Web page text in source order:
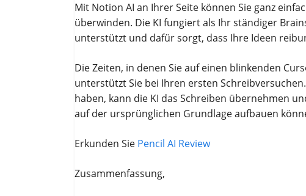
Mit Notion AI an Ihrer Seite können Sie ganz
überwinden. Die KI fungiert als Ihr ständiger
unterstützt und dafür sorgt, dass Ihre Ideen
Die Zeiten, in denen Sie auf einen blinkenden
unterstützt Sie bei Ihren ersten
haben, kann die KI das Schreiben übernehmen
auf der ursprünglichen Grundlage aufbauen
Erkunden Sie Pencil AI Review
Zusammenfassung,